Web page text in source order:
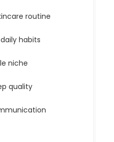
routine
habits
niche
quality